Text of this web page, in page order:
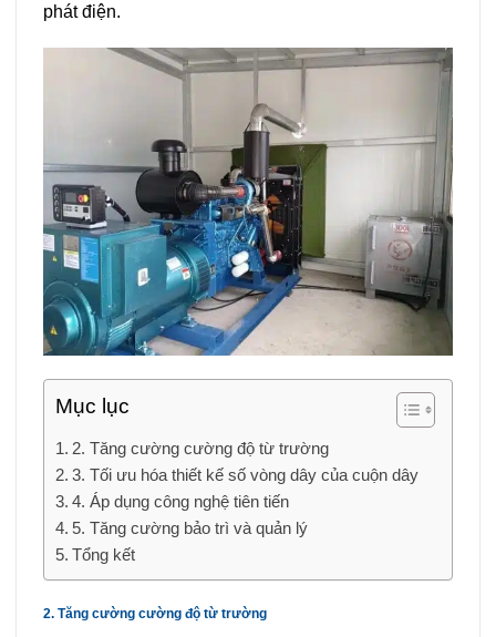
phát điện.
Mục lục
2. Tăng cường cường độ từ trường
3. Tối ưu hóa thiết kế số vòng dây của cuộn dây
4. Áp dụng công nghệ tiên tiến
5. Tăng cường bảo trì và quản lý
Tổng kết
2. Tăng cường cường độ từ trường